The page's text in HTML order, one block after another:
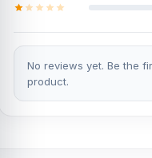
No reviews yet. Be the
product.